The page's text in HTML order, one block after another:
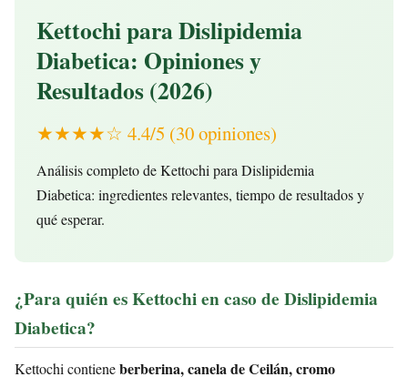
Kettochi para Dislipidemia
Diabetica: Opiniones y
Resultados (2026)
★★★★☆ 4.4/5 (30 opiniones)
Análisis completo de Kettochi para Dislipidemia
Diabetica: ingredientes relevantes, tiempo de resultados y
qué esperar.
¿Para quién es Kettochi en caso de Dislipidemia
Diabetica?
Kettochi contieneberberina, canela de Ceilán, cromo